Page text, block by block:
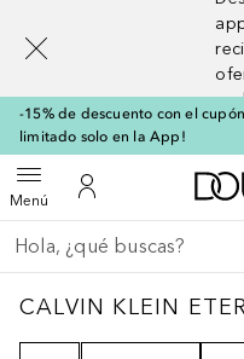
-15% de descuento con el
limitado solo en la App!
MenúAbrir menúMi cuenta
Regresar
Ejecutar búsqueda
CALVIN KLEIN
CALVIN KLEIN